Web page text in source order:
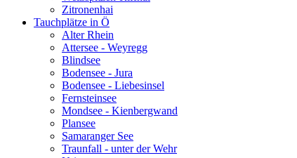
Zitronenhai
Tauchplätze in Ö
Alter Rhein
Attersee - Weyregg
Blindsee
Bodensee - Jura
Bodensee - Liebesinsel
Fernsteinsee
Mondsee - Kienbergwand
Plansee
Samaranger See
Traunfall - unter der Wehr